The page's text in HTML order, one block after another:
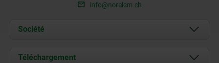
info@norelem.ch
Société
À propos de nous
Téléchargement